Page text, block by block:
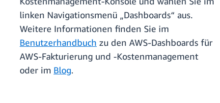
linken Navigationsmenü „Dashboards“ aus.
Weitere Informationen finden Sie im
Benutzerhandbuch zu den AWS-Dashboards für
AWS-Fakturierung und -Kostenmanagement
oder im Blog.